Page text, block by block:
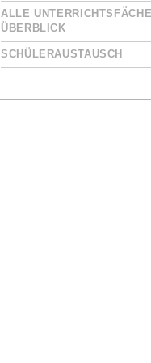
ALLE
ÜBERBLICK
SCHÜLERAUSTAUSCH